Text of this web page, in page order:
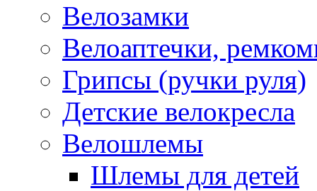
Велозамки
Велоаптечки,
Грипсы (ручки руля)
Детские велокресла
Велошлемы
Шлемы для детей